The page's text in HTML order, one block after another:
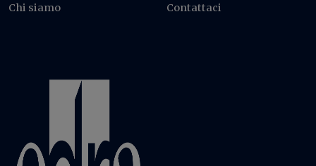
Chi siamo Contattaci